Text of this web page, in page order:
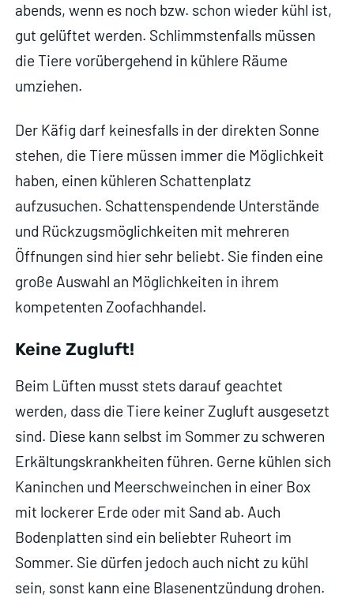
abends, wenn es noch bzw. schon wieder kühl ist,
gut gelüftet werden. Schlimmstenfalls müssen
die Tiere vorübergehend in kühlere Räume
umziehen.
Der Käfig darf keinesfalls in der direkten Sonne
stehen, die Tiere müssen immer die Möglichkeit
haben, einen kühleren Schattenplatz
aufzusuchen. Schattenspendende Unterstände
und Rückzugsmöglichkeiten mit mehreren
Öffnungen sind hier sehr beliebt. Sie finden eine
große Auswahl an Möglichkeiten in ihrem
kompetenten Zoofachhandel.
Keine Zugluft!
Beim Lüften musst stets darauf geachtet
werden, dass die Tiere keiner Zugluft ausgesetzt
sind. Diese kann selbst im Sommer zu schweren
Erkältungskrankheiten führen. Gerne kühlen sich
Kaninchen und Meerschweinchen in einer Box
mit lockerer Erde oder mit Sand ab. Auch
Bodenplatten sind ein beliebter Ruheort im
Sommer. Sie dürfen jedoch auch nicht zu kühl
sein, sonst kann eine Blasenentzündung drohen.